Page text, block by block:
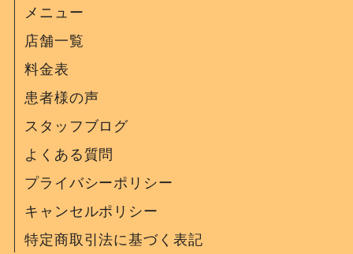
メニュー
店舗一覧
料金表
患者様の声
スタッフブログ
よくある質問
プライバシーポリシー
キャンセルポリシー
特定商取引法に基づく表記